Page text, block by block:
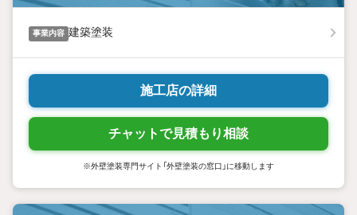
事業内容 建築塗装
施工店の詳細
チャットで見積もり相談
※外壁塗装専門サイト「外壁塗装の窓口」に移動します